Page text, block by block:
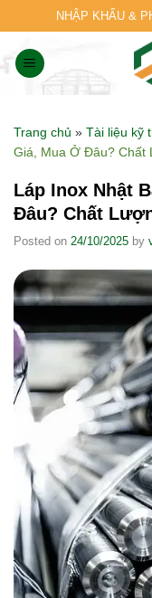
to
content
NHẬP KHẨU &
Trang chủ » Tài liệu kỹ
Giá, Mua Ở Đâu? Chất
Láp Inox Nhật
Đâu? Chất
Posted on 24/10/2025 by